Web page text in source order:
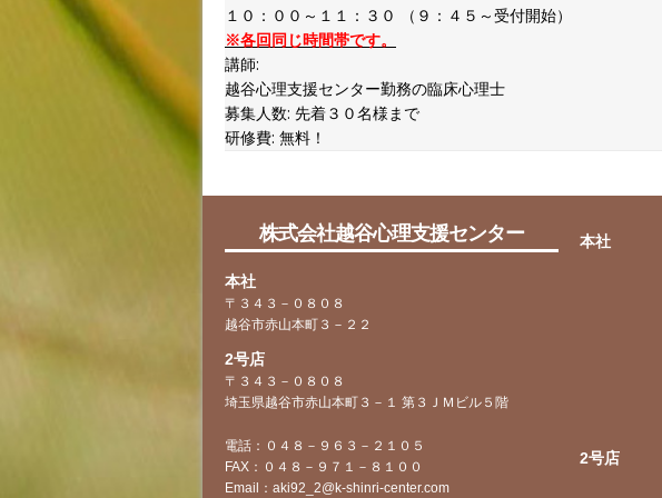
１０：００～１１：３０ （９：４５～受付開始）
※各回同じ時間帯です。
講師:
越谷心理支援センター勤務の臨床心理士
募集人数: 先着３０名様まで
研修費: 無料！
株式会社越谷心理支援センター
本社
〒３４３－０８０８
越谷市赤山本町３－２２
2号店
〒３４３－０８０８
埼玉県越谷市赤山本町３－１ 第３ＪＭビル５階
電話：０４８－９６３－２１０５
FAX：０４８－９７１－８１００
Email：aki92_2@k-shinri-center.com
本社
2号店